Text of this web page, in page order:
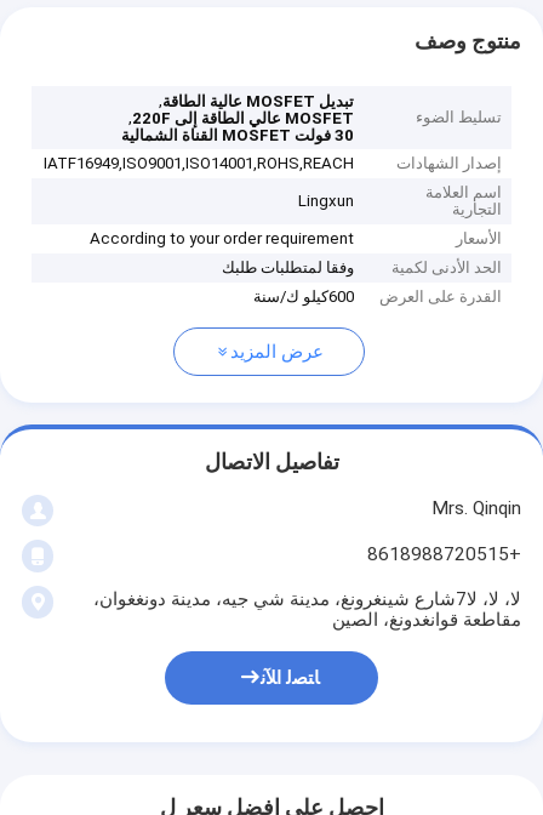
منتوج وصف
تسليط الضوء
تبديل MOSFET عالية الطاقة
,
MOSFET عالي الطاقة إلى 220F
,
30 فولت MOSFET القناة الشمالية
إصدار الشهادات
IATF16949,ISO9001,ISO14001,ROHS,REACH
اسم العلامة
التجارية
Lingxun
الأسعار
According to your order requirement
الحد الأدنى لكمية
وفقا لمتطلبات طلبك
القدرة على العرض
600كيلو ك/سنة
عرض المزيد
تفاصيل الاتصال
Mrs. Qinqin
+8618988720515
لا، لا، لا7شارع شينغرونغ، مدينة شي جيه، مدينة دونغغوان،
مقاطعة قوانغدونغ، الصين
ﺎﺘﺼﻟ ﺍﻶﻧ
احصل على افضل سعر ل